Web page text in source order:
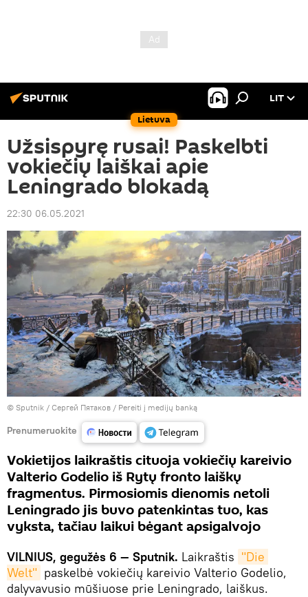
Lietuva
LIT
Užsispyrę rusai! Paskelbti
vokiečių laiškai apie
Leningrado blokadą
22:30 06.05.2021
© Sputnik / Сергей Пятаков / Pereiti į medijų banką
Prenumeruokite
Vokietijos laikraštis cituoja vokiečių kareivio
Valterio Godelio iš Rytų fronto laiškų
fragmentus. Pirmosiomis dienomis netoli
Leningrado jis buvo patenkintas tuo, kas
vyksta, tačiau laikui bėgant apsigalvojo
VILNIUS, gegužės 6 — Sputnik. Laikraštis "Die
Welt" paskelbė vokiečių kareivio Valterio Godelio,
dalyvavusio mūšiuose prie Leningrado, laiškus.